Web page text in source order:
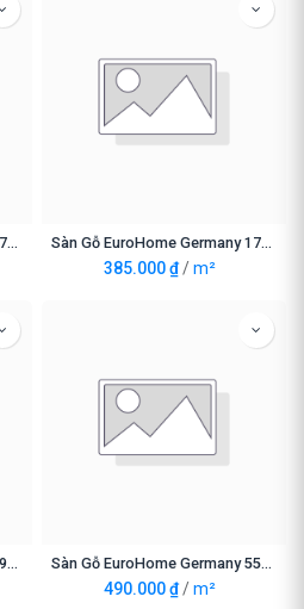
Sàn Gỗ EuroHome Germany 0709 Sàn Gỗ EuroHome Germany 1722
385.000₫ /m²
Sàn Gỗ EuroHome Germany 3969 Sàn Gỗ EuroHome Germany 5539
490.000₫ /m²